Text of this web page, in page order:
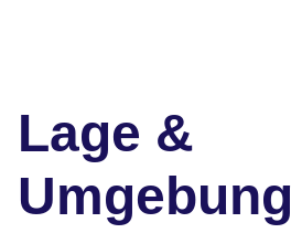
Lage &
Umgebung